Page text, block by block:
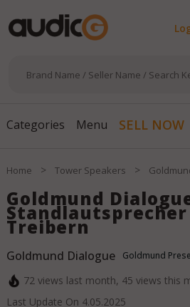
Categories Menu SELL NOW
Home > Tower Speakers >
Goldmund
Standlautsprecher
Treibern
Goldmund Dialogue Goldmund
72views last month, 45 views this
Last Update On 4.05.2025